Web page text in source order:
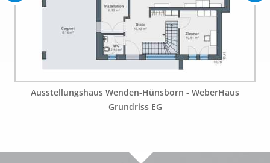
Ausstellungshaus Wenden-Hünsborn - WeberHaus
Grundriss EG